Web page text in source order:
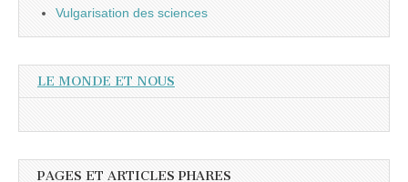
Vulgarisation des sciences
LE MONDE ET NOUS
PAGES ET ARTICLES PHARES